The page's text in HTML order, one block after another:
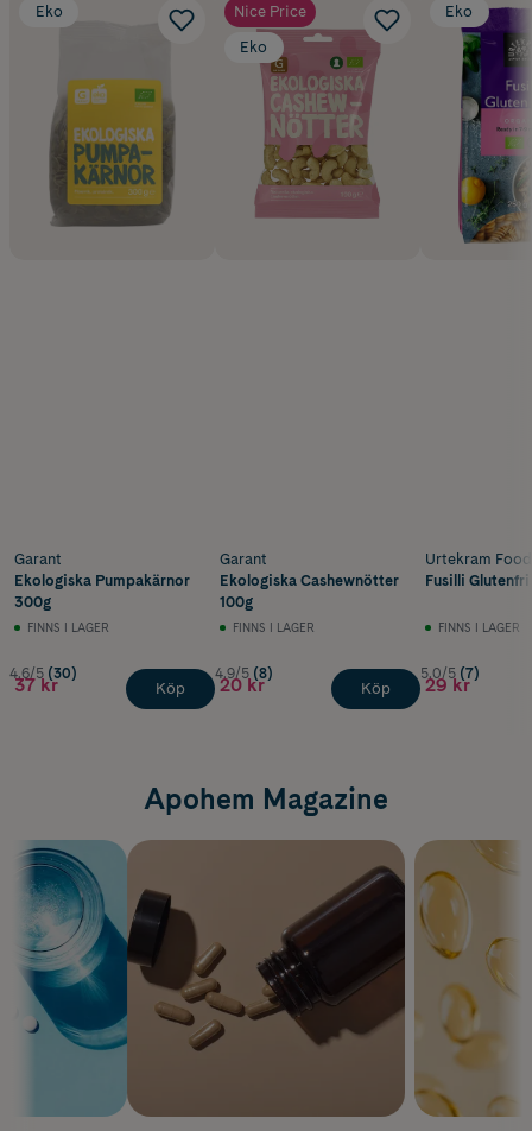
Eko
Garant
Ekologiska Pumpakärnor
300g
FINNS I LAGER
4.6/5 (30)
37 kr Köp
Nice Price
Eko
Garant
Ekologiska Cashewnötter
100g
FINNS I LAGER
4.9/5 (8)
20 kr Köp
Eko
Urtekram Food
Fusilli
FINNS I LAGER
5.0/5 (7)
29 kr
Apohem Magazine